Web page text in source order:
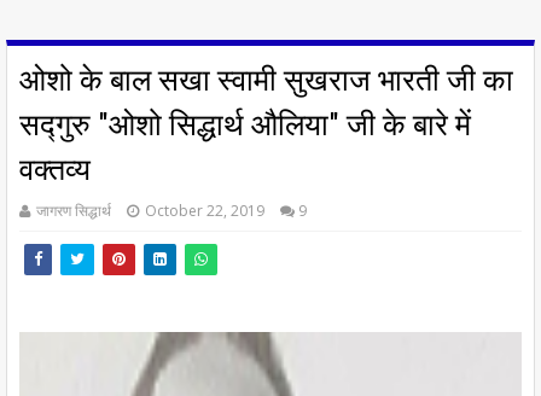
ओशो के बाल सखा स्वामी सुखराज भारती जी का
सद्गुरु "ओशो सिद्धार्थ औलिया" जी के बारे में
वक्तव्य
जागरण सिद्धार्थ October 22, 2019 9